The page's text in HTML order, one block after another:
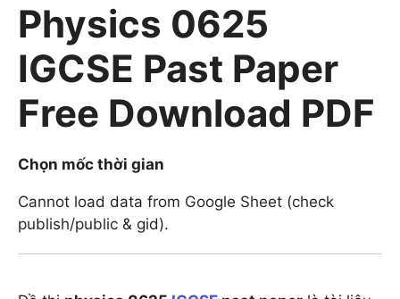
Physics 0625
IGCSE Past Paper
Free Download PDF
Chọn mốc thời gian
Cannot load data from Google Sheet (check
publish/public & gid).